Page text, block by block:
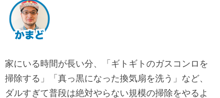
家にいる時間が長い分、「ギトギトのガスコンロを
掃除する」「真っ黒になった換気扇を洗う」など、
ダルすぎて普段は絶対やらない規模の掃除をやるよ